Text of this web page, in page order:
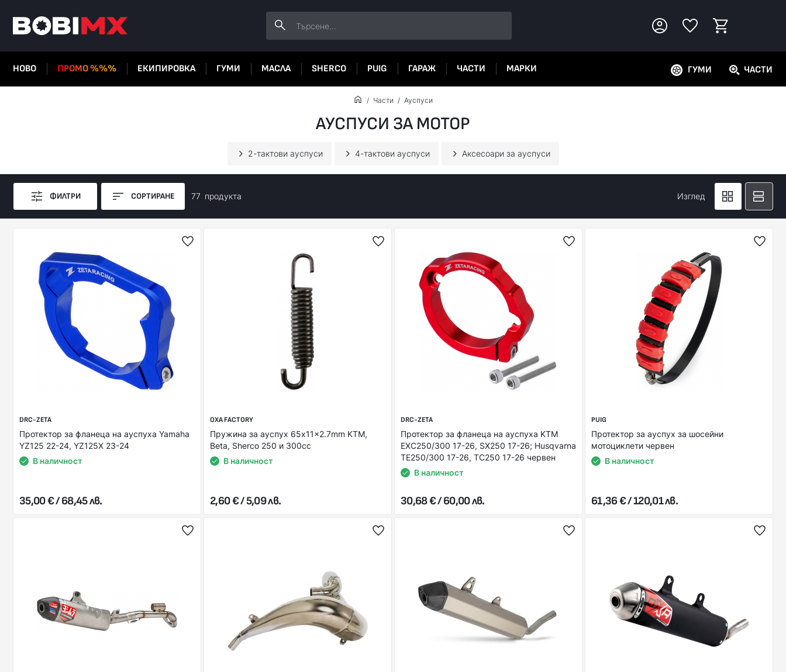
НОВО ПРОМО %%% ЕКИПИРОВКА ГУМИ МАСЛА SHERCO PUIG ГАРАЖ ЧАСТИ МАРКИ ГУМИ ЧАСТИ
Части Ауспуси
АУСПУСИ ЗА МОТОР
2-тактови ауспуси 4-тактови ауспуси Аксесоари за ауспуси
ФИЛТРИ СОРТИРАНЕ 77 продуктa Изглед
DRC-ZETA
Протектор за фланеца на ауспуха Yamaha
YZ125 22-24, YZ125X 23-24
В наличност
35,00 € / 68,45 лв.
OXA FACTORY
Пружина за ауспух 65x11x2.7mm KTM,
Beta, Sherco 250 и 300cc
В наличност
2,60 € / 5,09 лв.
DRC-ZETA
Протектор за фланеца на ауспуха KTM
EXC250/300 17-26, SX250 17-26; Husqvarna
TE250/300 17-26, TC250 17-26 червен
В наличност
30,68 € / 60,00 лв.
PUIG
Протектор за ауспух за шосейни
мотоциклети червен
В наличност
61,36 € / 120,01 лв.